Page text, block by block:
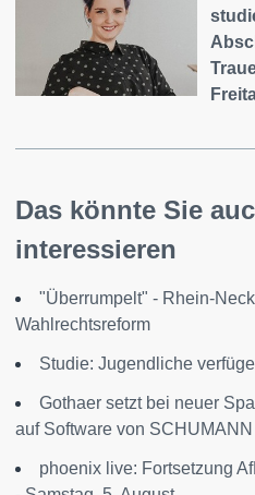
Das könnte Sie
interessieren
"Überrumpelt" - Rhein-
Wahlrechtsreform
Studie: Jugendliche
Gothaer setzt bei neuer
auf Software von SCHUMANN
phoenix live: Fortsetzung